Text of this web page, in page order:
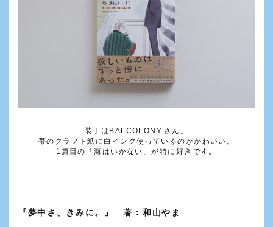
装丁はBALCOLONY.さん。
帯のクラフト紙に白インク使っているのがかわいい。
1篇目の「海はいかない」が特に好きです。
『夢中さ、きみに。』 著：和山やま